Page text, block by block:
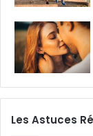
Les Astuces